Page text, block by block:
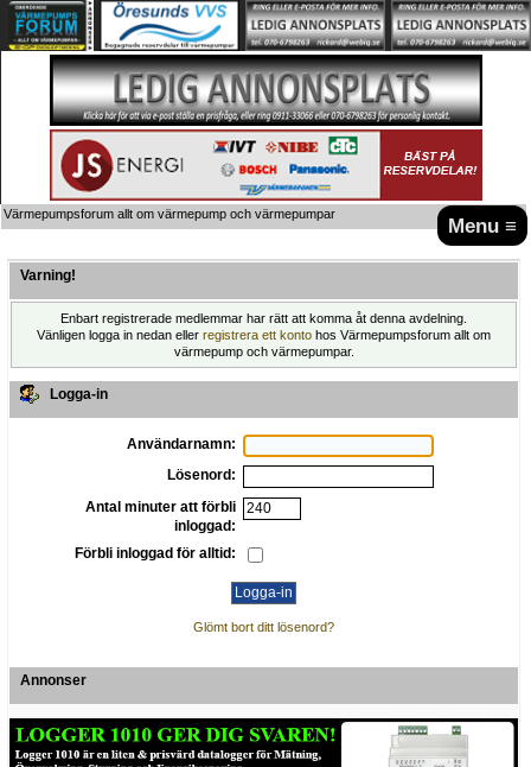
Menu ≡
Värmepumpsforum allt om värmepump och värmepumpar
Varning!
Enbart registrerade medlemmar har rätt att komma åt denna avdelning.
Vänligen logga in nedan eller registrera ett konto hos Värmepumpsforum allt om
värmepump och värmepumpar.
Logga-in
Användarnamn:
Lösenord:
Antal minuter att förbli
inloggad:
Förbli inloggad för alltid:
Glömt bort ditt lösenord?
Annonser